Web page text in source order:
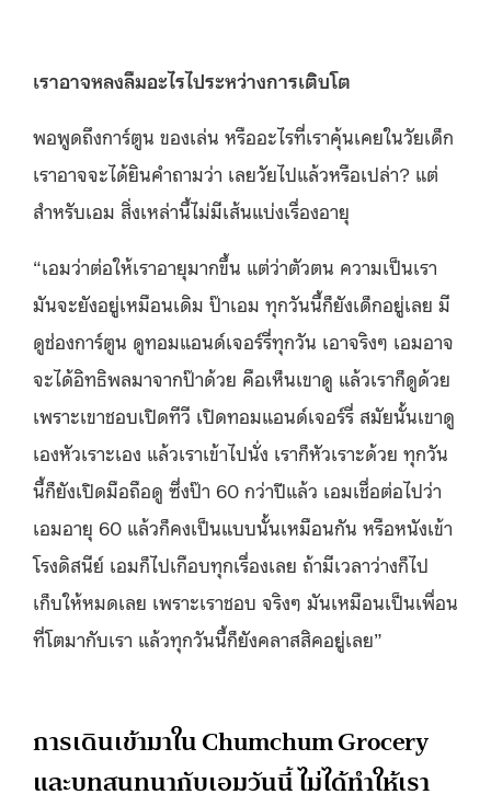
เราอาจหลงลืมอะไรไประหว่างการเติบโต
พอพูดถึงการ์ตูน ของเล่น หรืออะไรที่เราคุ้นเคยในวัยเด็ก
เราอาจจะได้ยินคำถามว่า เลยวัยไปแล้วหรือเปล่า? แต่
สำหรับเอม สิ่งเหล่านี้ไม่มีเส้นแบ่งเรื่องอายุ
“เอมว่าต่อให้เราอายุมากขึ้น แต่ว่าตัวตน ความเป็นเรา
มันจะยังอยู่เหมือนเดิม ป๊าเอม ทุกวันนี้ก็ยังเด็กอยู่เลย มี
ดูช่องการ์ตูน ดูทอมแอนด์เจอร์รี่ทุกวัน เอาจริงๆ เอมอาจ
จะได้อิทธิพลมาจากป๊าด้วย คือเห็นเขาดู แล้วเราก็ดูด้วย
เพราะเขาชอบเปิดทีวี เปิดทอมแอนด์เจอร์รี่ สมัยนั้นเขาดู
เองหัวเราะเอง แล้วเราเข้าไปนั่ง เราก็หัวเราะด้วย ทุกวัน
นี้ก็ยังเปิดมือถือดู ซึ่งป๊า 60 กว่าปีแล้ว เอมเชื่อต่อไปว่า
เอมอายุ 60 แล้วก็คงเป็นแบบนั้นเหมือนกัน หรือหนังเข้า
โรงดิสนีย์ เอมก็ไปเกือบทุกเรื่องเลย ถ้ามีเวลาว่างก็ไป
เก็บให้หมดเลย เพราะเราชอบ จริงๆ มันเหมือนเป็นเพื่อน
ที่โตมากับเรา แล้วทุกวันนี้ก็ยังคลาสสิคอยู่เลย”
การเดินเข้ามาใน Chumchum Grocery
และบทสนทนากับเอมวันนี้ ไม่ได้ทำให้เรา